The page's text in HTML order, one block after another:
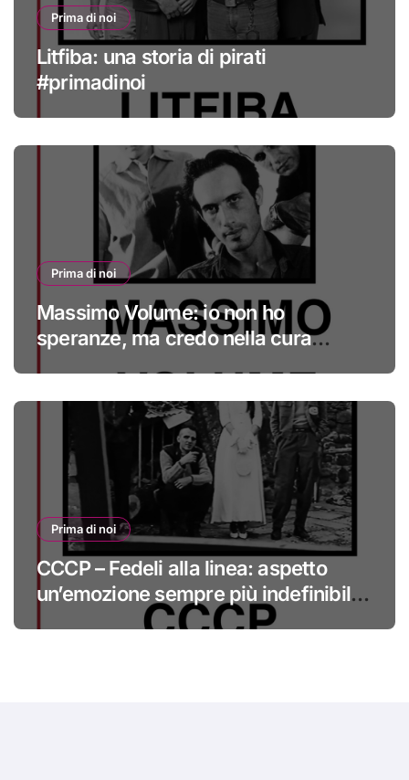
Prima di noi
Litfiba: una storia di pirati
#primadinoi
Prima di noi
Massimo Volume: io non ho
speranze, ma credo nella cura
Prima di noi
CCCP – Fedeli alla linea: aspetto
un’emozione sempre più indefinibile
#primadinoi